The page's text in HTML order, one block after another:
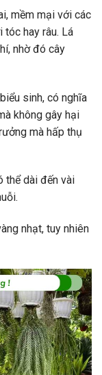
mềm mại với các
tóc hay râu. Lá
nhờ đó cây
sinh, có nghĩa
không gây hại
mà hấp thụ
thể dài đến vài
nhạt, tuy nhiên